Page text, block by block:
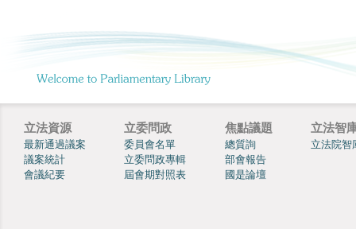
立法資源
最新通過議案
議案統計
會議紀要
立委問政
委員會名單
立委問政專輯
屆會期對照表
焦點議題
總質詢
部會報告
國是論壇
立法智
立法院智